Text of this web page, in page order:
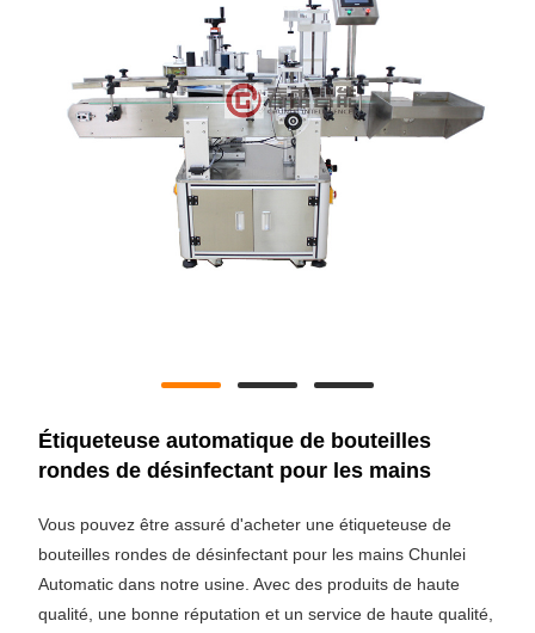
Étiqueteuse automatique de bouteilles
rondes de désinfectant pour les mains
Vous pouvez être assuré d'acheter une étiqueteuse de
bouteilles rondes de désinfectant pour les mains Chunlei
Automatic dans notre usine. Avec des produits de haute
qualité, une bonne réputation et un service de haute qualité,